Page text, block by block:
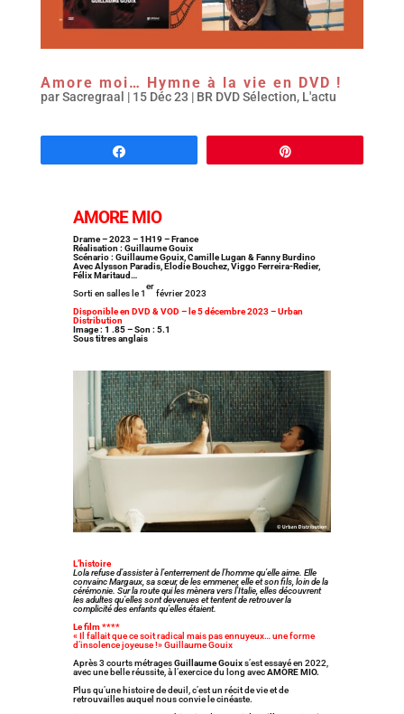
Amore moi… Hymne à la vie en DVD !
parSacregraal | 15 Déc 23 | BR DVD Sélection, L'actu
AMORE MIO
Drame – 2023 – 1H19 – France
Réalisation : Guillaume Gouix
Scénario : Guillaume Gouix, Camille Lugan & Fanny Burdino
Avec Alysson Paradis, Élodie Bouchez, Viggo Ferreira-Redier,
Félix Maritaud…
Sorti en salles le 1
er
février 2023
Disponible en DVD & VOD – le 5 décembre 2023 – Urban
Distribution
Image : 1 .85 – Son : 5.1
Sous titres anglais
L’histoire
Lola refuse d’assister à l’enterrement de l’homme qu’elle aime. Elle
convainc Margaux, sa sœur, de les emmener, elle et son fils, loin de la
cérémonie. Sur la route qui les mènera vers l’Italie, elles découvrent
les adultes qu’elles sont devenues et tentent de retrouver la
complicité des enfants qu’elles étaient.
Le film ****
« Il fallait que ce soit radical mais pas ennuyeux… une forme
d’insolence joyeuse !» Guillaume Gouix
Après 3 courts métragesGuillaume Gouixs’est essayé en 2022,
avec une belle réussite, à l’exercice du long avecAMORE MIO.
Plus qu’une histoire de deuil, c’est un récit de vie et de
retrouvailles auquel nous convie le cinéaste.